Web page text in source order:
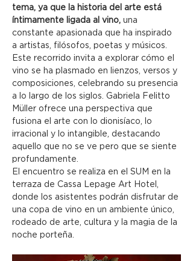
tema, ya que la historia del arte está
íntimamente ligada al vino, una
constante apasionada que ha inspirado
a artistas, filósofos, poetas y músicos.
Este recorrido invita a explorar cómo el
vino se ha plasmado en lienzos, versos y
composiciones, celebrando su presencia
a lo largo de los siglos. Gabriela Felitto
Müller ofrece una perspectiva que
fusiona el arte con lo dionisíaco, lo
irracional y lo intangible, destacando
aquello que no se ve pero que se siente
profundamente.
El encuentro se realiza en el SUM en la
terraza de Cassa Lepage Art Hotel,
donde los asistentes podrán disfrutar de
una copa de vino en un ambiente único,
rodeado de arte, cultura y la magia de la
noche porteña.